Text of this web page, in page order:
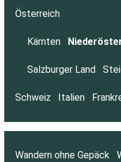
Österreich
Kärnten
Salzburger Land
Schweiz Italien
Wandern ohne Gepäck